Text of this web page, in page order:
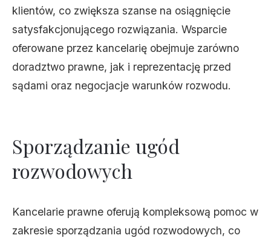
klientów, co zwiększa szanse na osiągnięcie
satysfakcjonującego rozwiązania. Wsparcie
oferowane przez kancelarię obejmuje zarówno
doradztwo prawne, jak i reprezentację przed
sądami oraz negocjacje warunków rozwodu.
Sporządzanie ugód
rozwodowych
Kancelarie prawne oferują kompleksową pomoc w
zakresie sporządzania ugód rozwodowych, co